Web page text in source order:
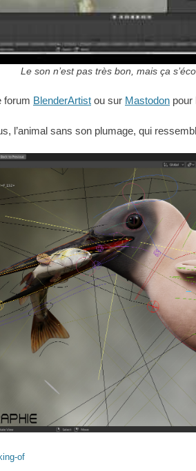
Le son n’est pas très bon, mais ça
forum BlenderArtist ou sur Mastodon pour
l’animal sans son plumage, qui
of